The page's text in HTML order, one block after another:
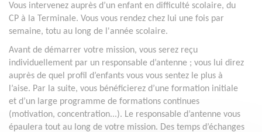
Vous intervenez auprès d’un enfant en difficulté scolaire, du
CP à la Terminale. Vous vous rendez chez lui une fois par
semaine, totu au long de l'année scolaire.
Avant de démarrer votre mission, vous serez reçu
individuellement par un responsable d’antenne ; vous lui direz
auprès de quel profil d’enfants vous vous sentez le plus à
l’aise. Par la suite, vous bénéficierez d’une formation initiale
et d’un large programme de formations continues
(motivation, concentration...). Le responsable d’antenne vous
épaulera tout au long de votre mission. Des temps d’échanges